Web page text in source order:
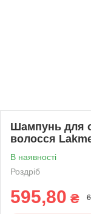
Шампунь для
волосся
В наявності
Роздріб
595,80 ₴